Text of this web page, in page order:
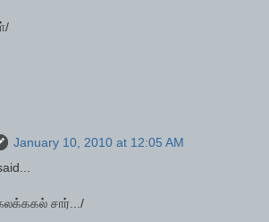
January 10, 2010 at 12:05 AM
சார்.../